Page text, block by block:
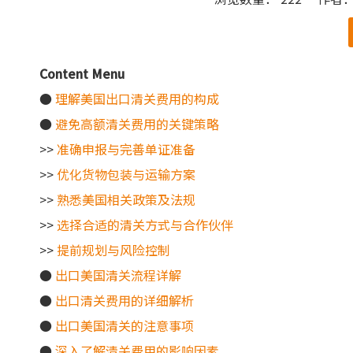
["wechat"]
Content Menu
●理解美国出口清关费用的构成
● 避免高额清关费用的关键策略
>>准确申报与完善单证准备
>> 优化货物包装与运输方案
>>熟悉美国相关政策及法规
>>选择合适的清关方式与合作伙伴
>>提前规划与风险控制
● 出口美国清关流程详解
● 出口清关费用的详细解析
● 出口美国清关的注意事项